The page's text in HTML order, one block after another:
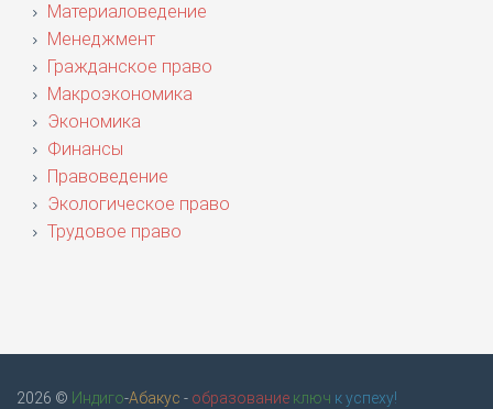
Материаловедение
Менеджмент
Гражданское право
Макроэкономика
Экономика
Финансы
Правоведение
Экологическое право
Трудовое право
2026 © Индиго-Абакус - образование ключ к успеху!